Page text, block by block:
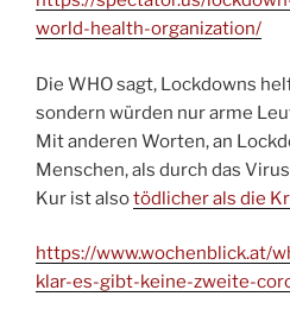
world-health-organization/
Die WHO sagt, Lockdowns
sondern würden nur arme
Mit anderen Worten, an
Menschen, als durch das
Kur ist alsotödlicher als die
https://www.wochenblick.at/
klar-es-gibt-keine-zweite-